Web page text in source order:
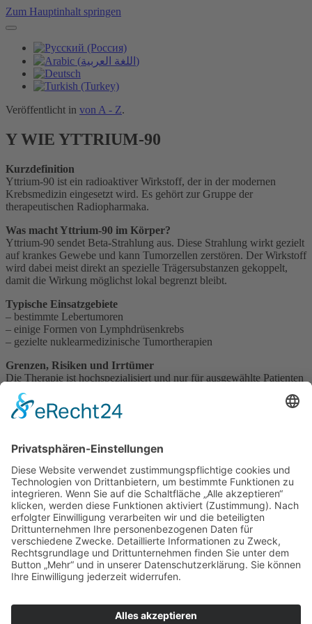
Zum Hauptinhalt springen
Veröffentlicht in von A - Z.
Y WIE YTTRIUM-90
Kurzdefinition
Yttrium-90 ist ein radioaktiver Wirkstoff, der in der modernen
Krebsmedizin eingesetzt wird. Es gehört zur Gruppe der
therapeutischen Radiopharmaka.
Was macht Yttrium-90 im Körper?
Yttrium-90 sendet Beta-Strahlung aus. Diese Strahlung wirkt gezielt
auf krankes Gewebe und kann Tumorzellen zerstören. Der Wirkstoff
wird dabei meist direkt an spezielle Trägersubstanzen gekoppelt,
damit die Wirkung möglichst lokal begrenzt bleibt.
Typische Einsatzgebiete
– bestimmte Lebertumoren
– einige Formen von Lymphdrüsenkrebs
– gezielte nuklearmedizinische Tumortherapien
Grenzen, Risiken und Irrtümer
Die Therapie ist hochspezialisiert und nur für ausgewählte Patienten
geeignet.
Ein häufiger Irrtum: „Radioaktive Therapie“ bedeute automatisch
starke allgemeine Strahlenbelastung. Tatsächlich erfolgt die
Apotheker-Einordnung
Yttrium-90 zeigt eindrucksvoll, wie präzise moderne
Wirkstofftherapien heute sein können. Die Behandlung gehört
ausschließlich in spezialisierte medizinische Zentren.
Impressum
Datenschutzerklärung
Sitemap
Login
Apotheken-Bloggen
einetoolboxx-mediaWebsite